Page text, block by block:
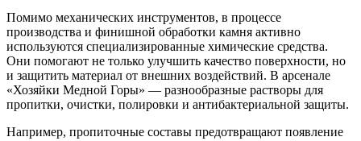
Помимо механических инструментов, в процессе
производства и финишной обработки камня активно
используются специализированные химические средства.
Они помогают не только улучшить качество поверхности, но
и защитить материал от внешних воздействий. В арсенале
«Хозяйки Медной Горы» — разнообразные растворы для
пропитки, очистки, полировки и антибактериальной защиты.
Например, пропиточные составы предотвращают появление